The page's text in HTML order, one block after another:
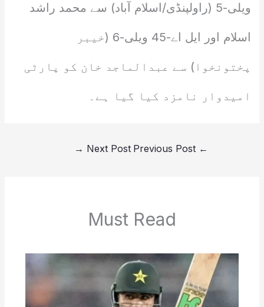
ویلی-5 (راولپنڈی/اسلام آباد) سے محمد راشد
اسلام اور ایل اے-45 ویلی-6 (خیبر
پختونخوا) سے عبدالماجد خان کو پارٹی
امیدوار نامزد کیا گیا ہے۔
←
Next Post
→
Must Read